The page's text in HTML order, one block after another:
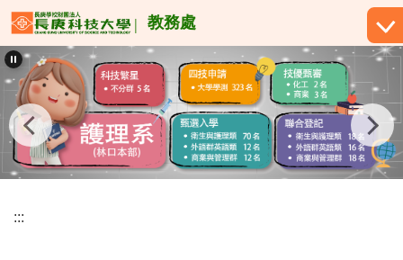
跳
到
主
要
內
容
區
教務處
:::